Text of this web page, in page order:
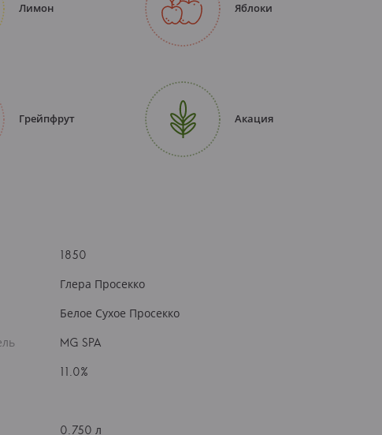
Лимон Яблоки
Грейпфрут Акация
1850
Глера Просекко
Белое Сухое Просекко
MG SPA
11.0%
0.750 л